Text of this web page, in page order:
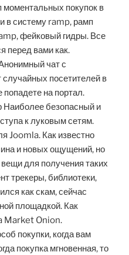
моментальных покупок в
в систему ramp, рамп
фейковый гидры. Все
перед вами как.
чат с
посетителей в
попадете на портал.
Наиболее безопасный и
к луковым сетям.
Joomla. Как известно
и новых ощущений, но
для получения таких
трекеры, библиотеки,
как скам, сейчас
площадкой. Как
Market Onion.
покупки, когда вам
покупка мгновенная, то